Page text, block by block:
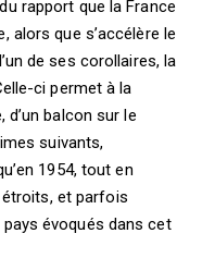
rapport que la France
alors que s’accélère le
de ses corollaires, la
ci permet à la
d’un balcon sur le
suivants,
1954, tout en
étroits, et parfois
pays évoqués dans cet